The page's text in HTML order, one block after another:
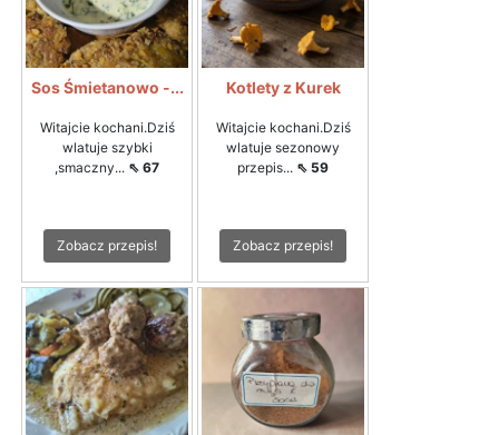
Sos Śmietanowo -...
Witajcie kochani.Dziś
wlatuje szybki
,smaczny... ⇖ 67
Zobacz przepis!
Kotlety z Kurek
Witajcie kochani.Dziś
wlatuje sezonowy
przepis... ⇖ 59
Zobacz przepis!